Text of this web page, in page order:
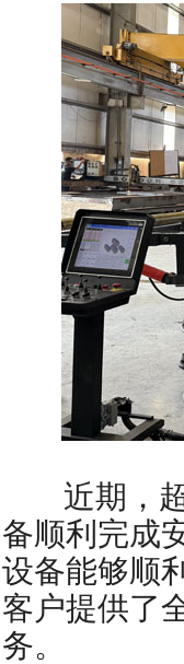
近期，超
备顺利完成
设备能够顺
客户提供了
务。